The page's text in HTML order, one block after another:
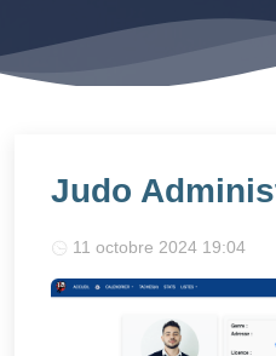
Judo
11 octobre 2024 19:04